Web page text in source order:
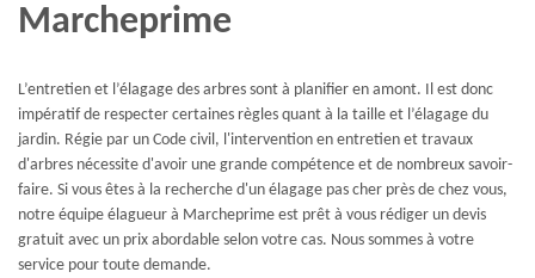
Marcheprime
L’entretien et l’élagage des arbres sont à planifier en amont. Il est donc
impératif de respecter certaines règles quant à la taille et l’élagage du
jardin. Régie par un Code civil, l'intervention en entretien et travaux
d'arbres nécessite d'avoir une grande compétence et de nombreux savoir-
faire. Si vous êtes à la recherche d'un élagage pas cher près de chez vous,
notre équipe élagueur à Marcheprime est prêt à vous rédiger un devis
gratuit avec un prix abordable selon votre cas. Nous sommes à votre
service pour toute demande.